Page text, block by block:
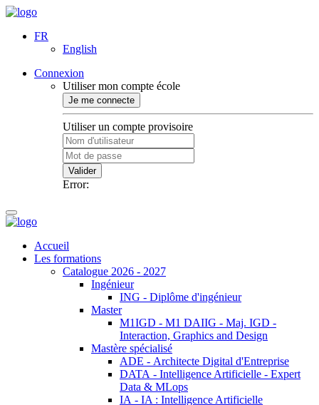
FR
English
Connexion
Utiliser mon compte école
Je me connecte
Utiliser un compte provisoire
Valider
Error:
Accueil
Les formations
Catalogue 2026 - 2027
Ingénieur
ING - Diplôme d'ingénieur
Master
M1IGD - M1 DAIIG - Maj. IGD -
Interaction, Graphics and Design
Mastère spécialisé
ADE - Architecte Digital d'Entreprise
DATA - Intelligence Artificielle - Expert
Data & MLops
IA - IA : Intelligence Artificielle